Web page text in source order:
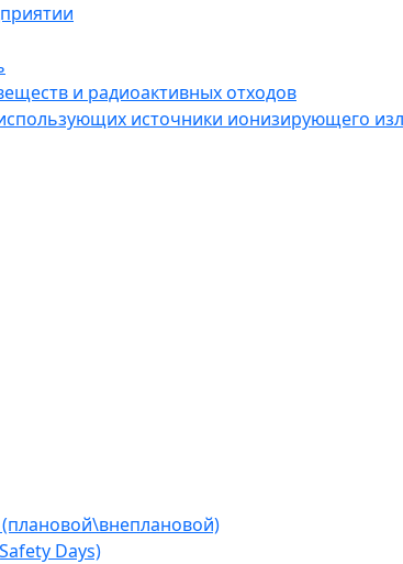
Days)
и радиоактивных отходов
источники ионизирующего